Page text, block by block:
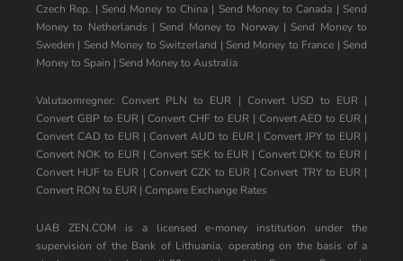
Czech Rep. | Send Money to China| Send Money to Canada | Send
Money to Netherlands | Send Money to Norway| Send Money to
Sweden | Send Money to Switzerland | Send Money to France | Send
Money to Spain | Send Money to Australia
Valutaomregner:Convert PLN to EUR | Convert USD to EUR|
Convert GBP to EUR|Convert CHF to EUR| Convert AED to EUR |
Convert CAD to EUR | Convert AUD to EUR | Convert JPY to EUR |
Convert NOK to EUR| Convert SEK to EUR |Convert DKK to EUR |
Convert HUF to EUR | Convert CZK to EUR |Convert TRY to EUR|
Convert RON to EUR | Compare Exchange Rates
UAB ZEN.COM is a licensed e-money institution under the
supervision of the Bank of Lithuania, operating on the basis of a